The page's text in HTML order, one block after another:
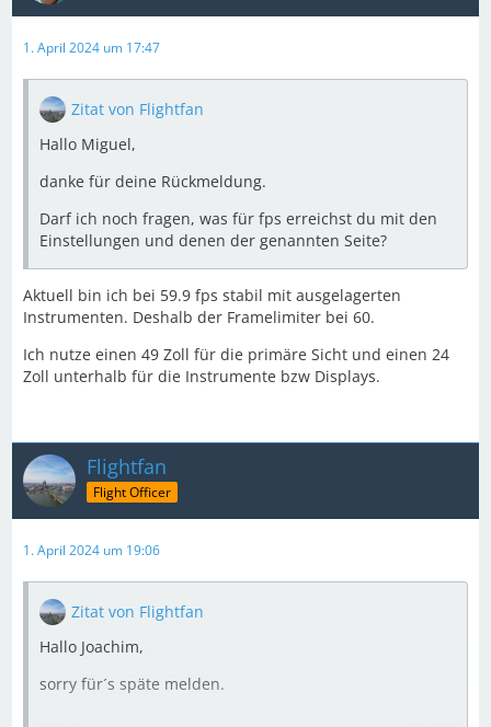
1. April 2024 um 17:47
Zitat von Flightfan
Hallo Miguel,
danke für deine Rückmeldung.
Darf ich noch fragen, was für fps erreichst du mit den
Einstellungen und denen der genannten Seite?
Aktuell bin ich bei 59.9 fps stabil mit ausgelagerten
Instrumenten. Deshalb der Framelimiter bei 60.
Ich nutze einen 49 Zoll für die primäre Sicht und einen 24
Zoll unterhalb für die Instrumente bzw Displays.
Flightfan
Flight Officer
1. April 2024 um 19:06
Zitat von Flightfan
Hallo Joachim,
sorry für´s späte melden.